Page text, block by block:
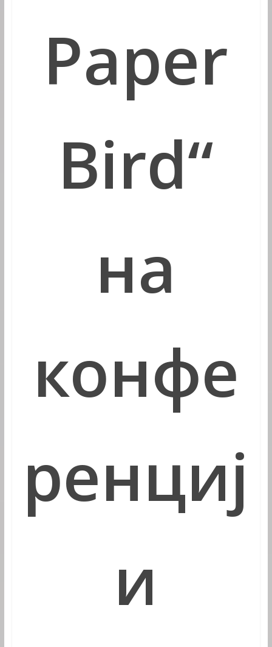
Paper
Bird“
на
конфе
ренциј
и